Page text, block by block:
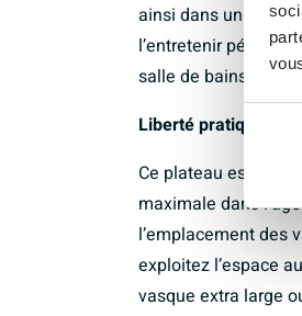
ainsi dans un
l’entretenir
salle de bains en
Liberté pratique
Ce plateau est livré
maximale dans
l’emplacement des
exploitez l’espace
vasque extra large